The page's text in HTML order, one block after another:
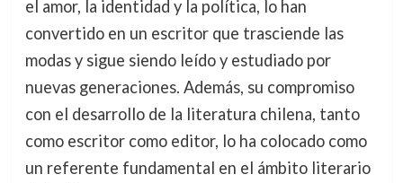
el amor, la identidad y la política, lo han
convertido en un escritor que trasciende las
modas y sigue siendo leído y estudiado por
nuevas generaciones. Además, su compromiso
con el desarrollo de la literatura chilena, tanto
como escritor como editor, lo ha colocado como
un referente fundamental en el ámbito literario